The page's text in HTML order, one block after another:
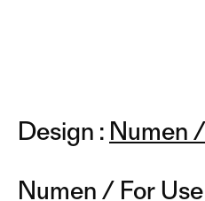
Design : Numen
Numen / For